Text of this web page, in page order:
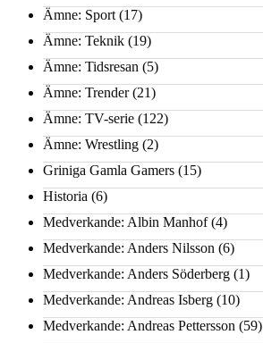
Ämne: Sport (17)
Ämne: Teknik (19)
Ämne: Tidsresan (5)
Ämne: Trender(21)
Ämne: TV-serie (122)
Ämne: Wrestling (2)
Griniga Gamla Gamers (15)
Historia (6)
Medverkande: Albin Manhof(4)
Medverkande: Anders Nilsson (6)
Medverkande: Anders Söderberg (1)
Medverkande: Andreas Isberg (10)
Medverkande: Andreas Pettersson (59)